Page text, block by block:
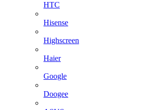
HTC
Hisense
Highscreen
Haier
Google
Doogee